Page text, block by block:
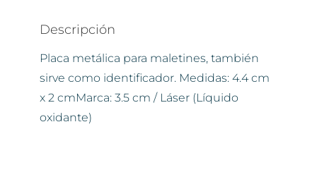
Descripción
Placa metálica para maletines, también
sirve como identificador. Medidas: 4.4 cm
x 2 cmMarca: 3.5 cm / Láser (Líquido
oxidante)